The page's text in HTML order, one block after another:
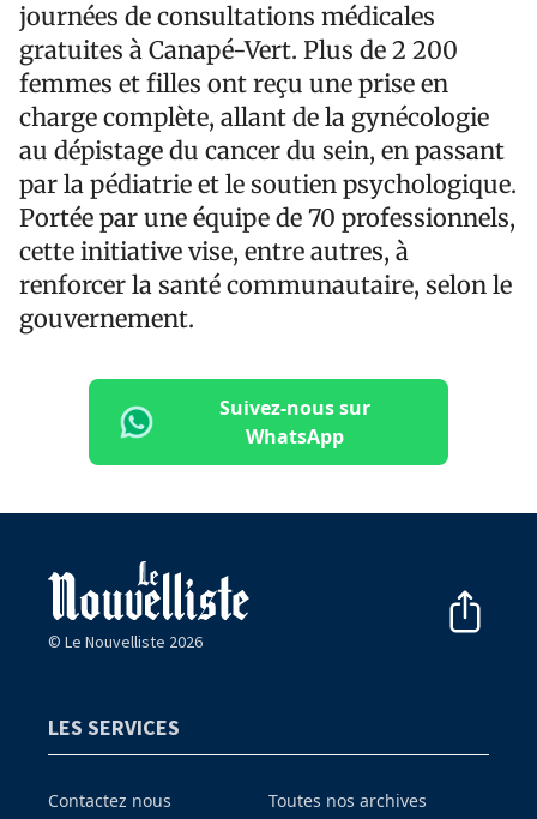
journées de consultations médicales
gratuites à Canapé-Vert. Plus de 2 200
femmes et filles ont reçu une prise en
charge complète, allant de la gynécologie
au dépistage du cancer du sein, en passant
par la pédiatrie et le soutien psychologique.
Portée par une équipe de 70 professionnels,
cette initiative vise, entre autres, à
renforcer la santé communautaire, selon le
gouvernement.
Suivez-nous sur
WhatsApp
© Le Nouvelliste 2026
LES SERVICES
Contactez nous Toutes nos archives